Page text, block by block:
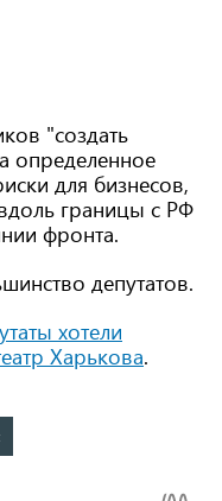
"создать
определенное
для бизнесов,
границы с РФ
фронта.
депутатов.
хотели
Харькова.